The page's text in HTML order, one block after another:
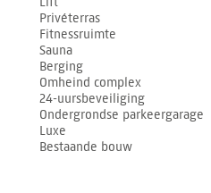
Privéterras
Fitnessruimte
Sauna
Berging
Omheind complex
24-uursbeveiliging
Ondergrondse parkeergarage
Luxe
Bestaande bouw